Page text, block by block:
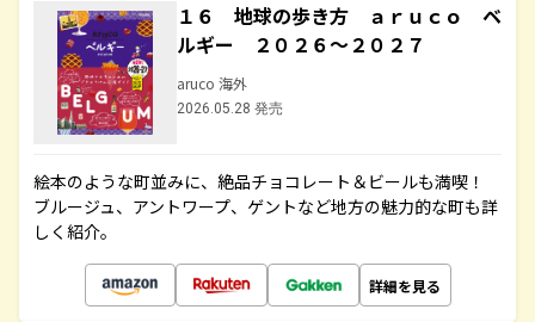
１６ 地球の歩き方 ａｒｕｃｏ ベ
ルギー ２０２６～２０２７
aruco 海外
2026.05.28 発売
絵本のような町並みに、絶品チョコレート＆ビールも満喫！
ブルージュ、アントワープ、ゲントなど地方の魅力的な町も詳
しく紹介。
詳細を見る